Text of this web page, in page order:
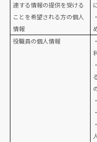
連する情報の提供を受ける
ことを希望される方の個人
情報
役職員の個人情報